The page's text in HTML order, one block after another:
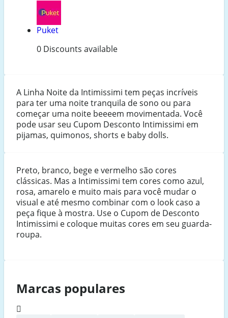
Puket
0 Discounts available
A Linha Noite da Intimissimi tem peças incríveis
para ter uma noite tranquila de sono ou para
começar uma noite beeeem movimentada. Você
pode usar seu Cupom Desconto Intimissimi em
pijamas, quimonos, shorts e baby dolls.
Preto, branco, bege e vermelho são cores
clássicas. Mas a Intimissimi tem cores como azul,
rosa, amarelo e muito mais para você mudar o
visual e até mesmo combinar com o look caso a
peça fique à mostra. Use o Cupom de Desconto
Intimissimi e coloque muitas cores em seu guarda-
roupa.
Marcas populares